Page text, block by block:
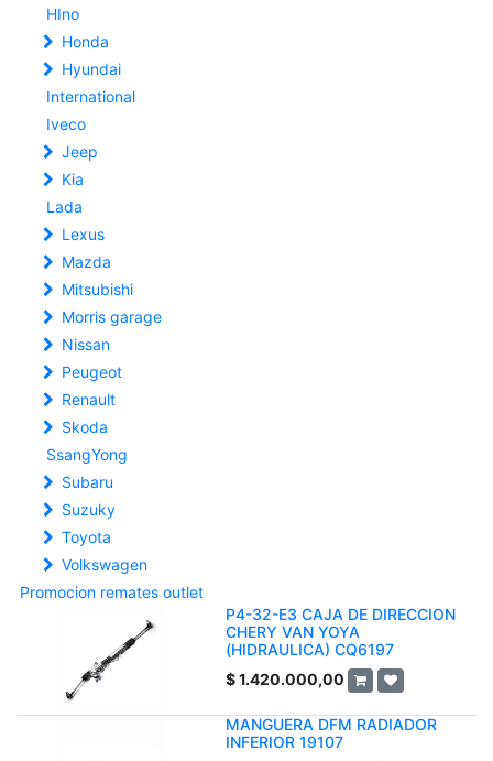
HIno
Honda
Hyundai
International
Iveco
Jeep
Kia
Lada
Lexus
Mazda
Mitsubishi
Morris garage
Nissan
Peugeot
Renault
Skoda
SsangYong
Subaru
Suzuky
Toyota
Volkswagen
Promocion remates outlet
P4-32-E3 CAJA DE DIRECCION
CHERY VAN YOYA
(HIDRAULICA) CQ6197
$1.420.000,00
MANGUERA DFM RADIADOR
INFERIOR 19107